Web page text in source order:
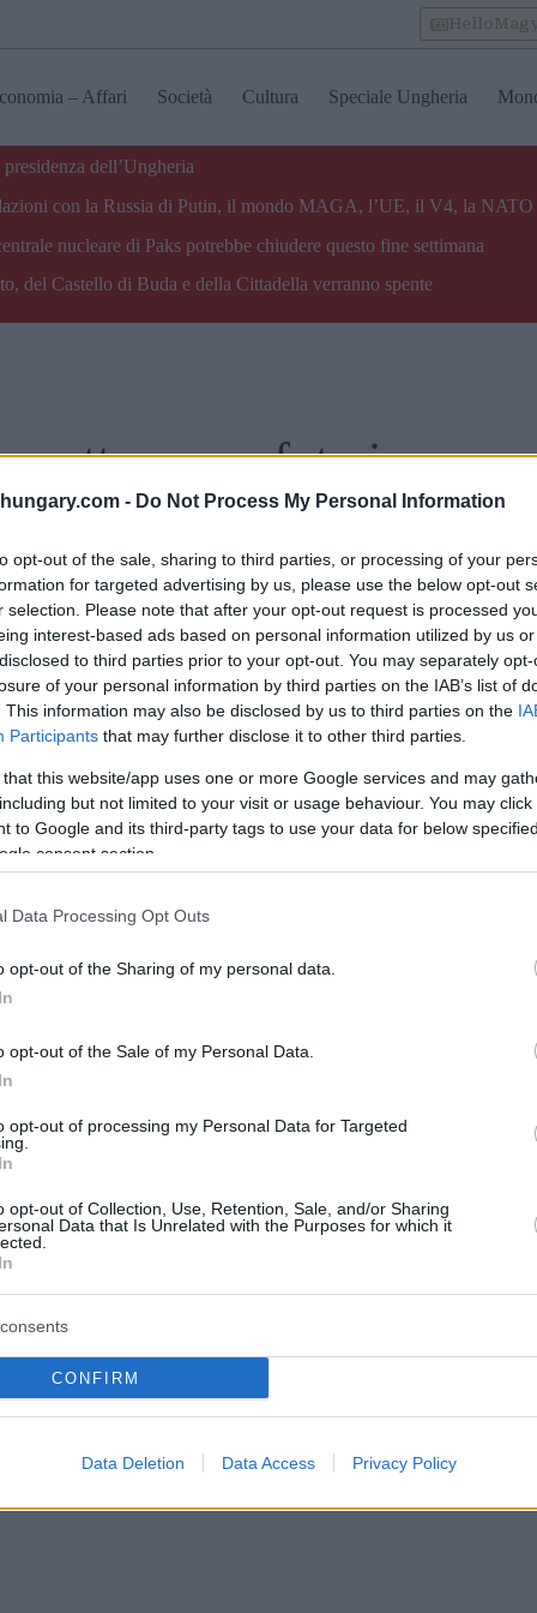
- Do Not Process My Personal Information
opt-out of the sale, sharing to third parties, or processing of your
for targeted advertising by us, please use the below opt-out
selection. Please note that after your opt-out request is processed
interest-based ads based on personal information utilized by us
to third parties prior to your opt-out. You may separately
of your personal information by third parties on the IAB’s list of
This information may also be disclosed by us to third parties on the
Participants that may further disclose it to other third parties.
that this website/app uses one or more Google services and may
but not limited to your visit or usage behaviour. You may
to Google and its third-party tags to use your data for below
consent section.
Data Processing Opt Outs
opt-out of the Sharing of my personal data.
opt-out of the Sale of my Personal Data.
opt-out of processing my Personal Data for Targeted
opt-out of Collection, Use, Retention, Sale, and/or Sharing
Data that Is Unrelated with the Purposes for which it
CONFIRM
Data Deletion Data Access Privacy Policy
– Affari Società Cultura Speciale Ungheria
dell’Ungheria
con la Russia di Putin, il mondo MAGA, l’UE, il V4, la
nucleare di Paks potrebbe chiudere questo fine settimana
del Castello di Buda e della Cittadella verranno spente
scattare una foto in
(18)
fiume Bondhuselva vicino alla città di Sunndal,
di notizie vg.no.
fiume da una roccia mentre cercava di scattare
citando la polizia norvegese.
il ragazzo dal fiume Tutti gli sforzi per
polizia locale.
shock, secondo il portale.
su una roccia.
(18+) leggi di più